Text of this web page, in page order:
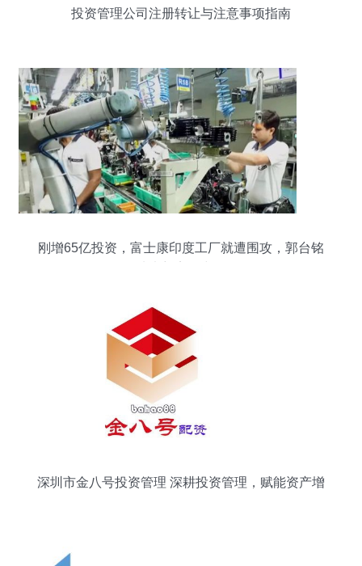
投资管理公司注册转让与注意事项指南
刚增65亿投资，富士康印度工厂就遭围攻，郭台铭
深圳市金八号投资管理 深耕投资管理，赋能资产增